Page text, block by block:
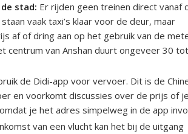
stad: Er rijden geen treinen direct vanaf
vaak taxi’s klaar voor de deur, maar
af of dring aan op het gebruik van de
centrum van Anshan duurt ongeveer 30
de Didi-app voor vervoer. Dit is de
en voorkomt discussies over de prijs of
je het adres simpelweg in de app
van een vlucht kan het bij de uitgang